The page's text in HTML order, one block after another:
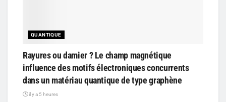
QUANTIQUE
Rayures ou damier ? Le champ magnétique
influence des motifs électroniques concurrents
dans un matériau quantique de type graphène
il y a 5 heures